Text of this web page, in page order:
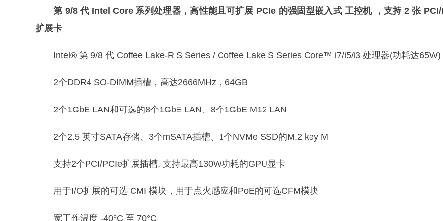
第 9/8 代 Intel Core 系列处理器，高性能且可扩展 PCIe 的强固型嵌入式 工控机
，支持 2 张
扩展卡
Intel® 第 9/8 代 Coffee Lake-R S Series / Coffee Lake S Series Core™ i7/i5/i3 处理器(功耗达65W)
2个DDR4 SO-DIMM插槽，高达2666MHz，64GB
2个1GbE LAN和可选的8个1GbE LAN、8个1GbE M12 LAN
2个2.5 英寸SATA存储、3个mSATA插槽、1个NVMe SSD的M.2 key M
支持2个PCI/PCIe扩展插槽, 支持最高130W功耗的GPU显卡
用于I/O扩展的可选 CMI 模块，用于点火感应和PoE的可选CFM模块
宽工作温度 -40°C 至 70°C